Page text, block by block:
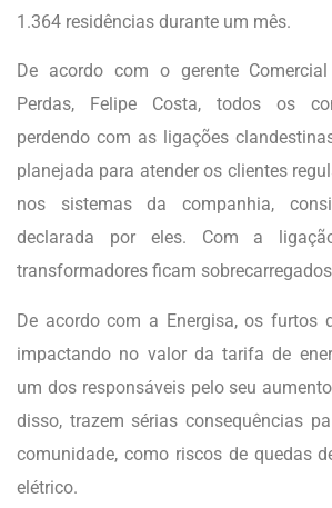
1.364 residências durante um mês.
De acordo com o gerente
Perdas, Felipe Costa, todos os
perdendo com as ligações
planejada para atender os clientes
nos sistemas da companhia,
declarada por eles. Com a
transformadores ficam
De acordo com a Energisa, os furtos
impactando no valor da tarifa de
um dos responsáveis pelo seu
disso, trazem sérias consequências
comunidade, como riscos de quedas
elétrico.